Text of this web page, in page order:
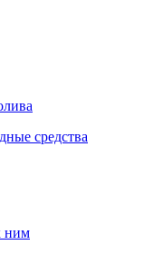
средства
ним